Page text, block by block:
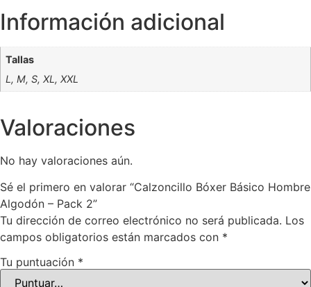
Información adicional
Tallas
L, M, S, XL, XXL
Valoraciones
No hay valoraciones aún.
Sé el primero en valorar “Calzoncillo Bóxer Básico Hombre
Algodón – Pack 2”
Tu dirección de correo electrónico no será publicada. Los
campos obligatorios están marcados con *
Tu puntuación *